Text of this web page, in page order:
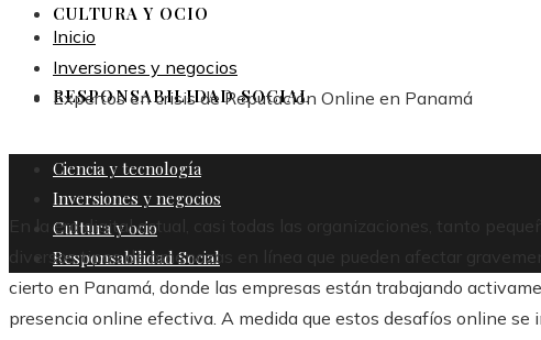
CULTURA Y OCIO
RESPONSABILIDAD SOCIAL
Ciencia y tecnología
Inversiones y negocios
Cultura y ocio
Responsabilidad Social
Inicio
Inversiones y negocios
Expertos en crisis de Reputación Online en Panamá
En la era digital actual, casi todas las organizaciones, tanto
diversos tipos de amenazas en línea que pueden afectar
cierto en Panamá, donde las empresas están trabajando
presencia online efectiva. A medida que estos desafíos online